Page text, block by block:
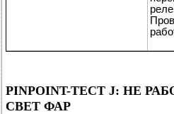
PINPOINT-ТЕСТ J: НЕ
СВЕТ ФАР